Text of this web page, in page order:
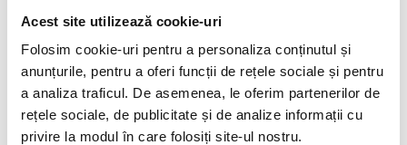
Acest site utilizează cookie-uri
Folosim cookie-uri pentru a personaliza conținutul și
anunțurile, pentru a oferi funcții de rețele sociale și pentru
a analiza traficul. De asemenea, le oferim partenerilor de
rețele sociale, de publicitate și de analize informații cu
privire la modul în care folosiți site-ul nostru.
de 0.17 mm
grosime,
rezistent la
apa.